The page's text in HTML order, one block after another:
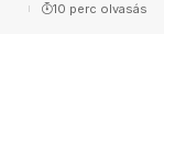
10 perc olvasás